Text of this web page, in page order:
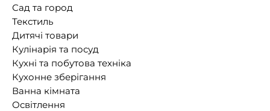
Сад та город
Текстиль
Дитячі товари
Кулінарія та посуд
Кухні та побутова техніка
Кухонне зберігання
Ванна кімната
Освітлення